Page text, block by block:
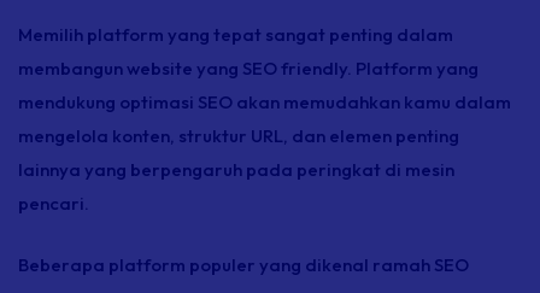
Memilih platform yang tepat sangat penting dalam
membangunwebsite yang SEOfriendly. Platform yang
mendukung optimasi SEO akan memudahkan kamu dalam
mengelola konten, struktur URL, dan elemen penting
lainnya yang berpengaruh pada peringkat di mesin
pencari.
Beberapa platform populer yang dikenal ramah SEO